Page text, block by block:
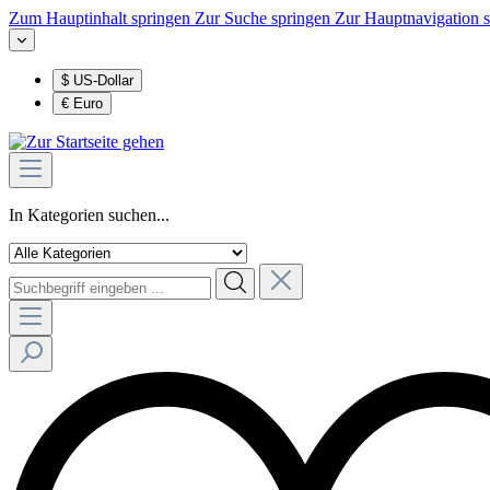
Zum Hauptinhalt springen Zur Suche springen Zur Hauptnavigation
$ US-Dollar
€ Euro
In Kategorien suchen...